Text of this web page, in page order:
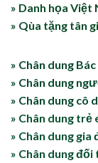
» Danh họa Việt
» Qùa tặng tân
» Chân dung
» Chân dung
» Chân dung cô
» Chân dung trẻ
» Chân dung gia
» Chân dung đối